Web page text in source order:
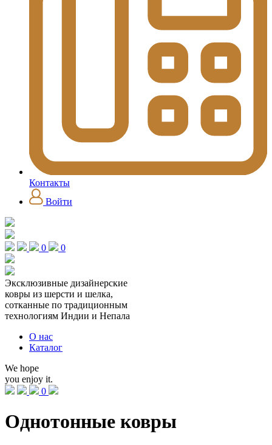
Контакты
Войти
0 0
Эксклюзивные дизайнерские
ковры из шерсти и шелка,
сотканные по традиционным
технологиям Индии и Непала
О нас
Каталог
We hope
you enjoy it.
0
Однотонные ковры